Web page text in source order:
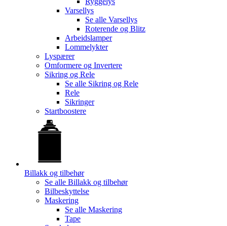
Varsellys
Se alle Varsellys
Roterende og Blitz
Arbeidslamper
Lommelykter
Lyspærer
Omformere og Invertere
Sikring og Rele
Se alle Sikring og Rele
Rele
Sikringer
Startboostere
Billakk og tilbehør
Se alle Billakk og tilbehør
Bilbeskyttelse
Maskering
Se alle Maskering
Tape